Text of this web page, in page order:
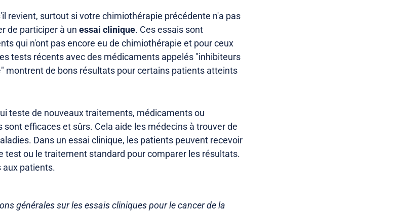
revient, surtout si votre chimiothérapie précédente n'a pas
de participer à un essai clinique. Ces essais sont
qui n'ont pas encore eu de chimiothérapie et pour ceux
tests récents avec des médicaments appelés "inhibiteurs
montrent de bons résultats pour certains patients atteints
teste de nouveaux traitements, médicaments ou
efficaces et sûrs. Cela aide les médecins à trouver de
Dans un essai clinique, les patients peuvent recevoir
test ou le traitement standard pour comparer les résultats.
aux patients.
générales sur les essais cliniques pour le cancer de la